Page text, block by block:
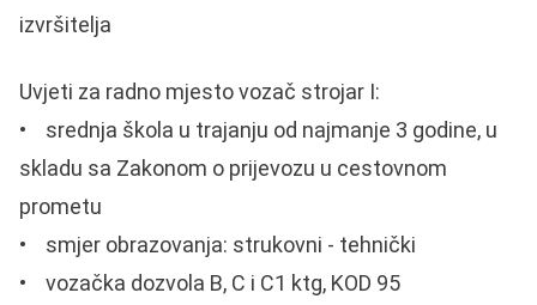
izvršitelja
Uvjeti za radno mjesto vozač strojar I:
• srednja škola u trajanju od najmanje 3 godine, u
skladu sa Zakonom o prijevozu u cestovnom
prometu
• smjer obrazovanja: strukovni - tehnički
• vozačka dozvola B, C i C1 ktg, KOD 95